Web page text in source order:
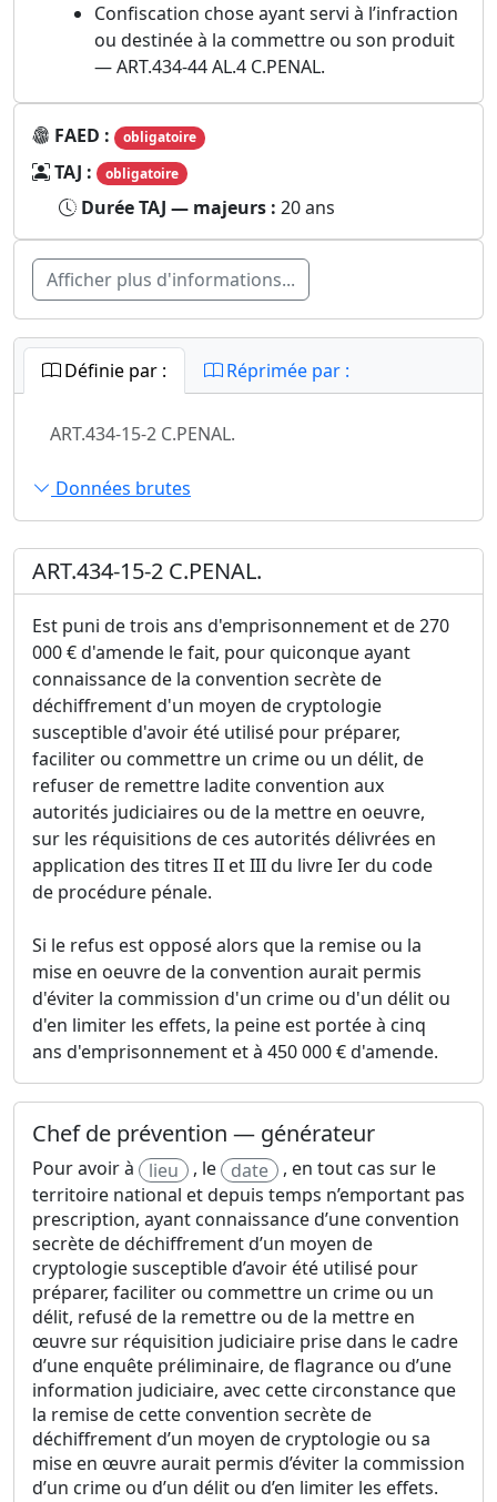
Confiscation chose ayant servi à l’infraction
ou destinée à la commettre ou son produit
— ART.434-44 AL.4 C.PENAL.
FAED : obligatoire
TAJ : obligatoire
Durée TAJ — majeurs : 20 ans
Afficher plus d'informations...
Définie par : Réprimée par :
ART.434-15-2 C.PENAL.
Données brutes
ART.434-15-2 C.PENAL.
Est puni de trois ans d'emprisonnement et de 270
000 € d'amende le fait, pour quiconque ayant
connaissance de la convention secrète de
déchiffrement d'un moyen de cryptologie
susceptible d'avoir été utilisé pour préparer,
faciliter ou commettre un crime ou un délit, de
refuser de remettre ladite convention aux
autorités judiciaires ou de la mettre en oeuvre,
sur les réquisitions de ces autorités délivrées en
application des titres II et III du livre Ier du code
de procédure pénale.
Si le refus est opposé alors que la remise ou la
mise en oeuvre de la convention aurait permis
d'éviter la commission d'un crime ou d'un délit ou
d'en limiter les effets, la peine est portée à cinq
ans d'emprisonnement et à 450 000 € d'amende.
Chef de prévention — générateur
Pour avoir à lieu , le date
, en tout cas sur le
territoire national et depuis temps n’emportant pas
prescription, ayant connaissance d’une convention
secrète de déchiffrement d’un moyen de
cryptologie susceptible d’avoir été utilisé pour
préparer, faciliter ou commettre un crime ou un
délit, refusé de la remettre ou de la mettre en
œuvre sur réquisition judiciaire prise dans le cadre
d’une enquête préliminaire, de flagrance ou d’une
information judiciaire, avec cette circonstance que
la remise de cette convention secrète de
déchiffrement d’un moyen de cryptologie ou sa
mise en œuvre aurait permis d’éviter la commission
d’un crime ou d’un délit ou d’en limiter les effets.